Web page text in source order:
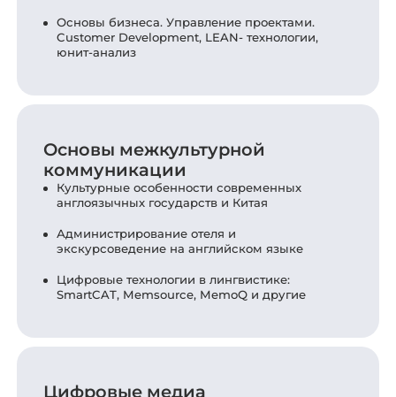
Основы бизнеса. Управление проектами.
Customer Development, LEAN- технологии,
юнит-анализ
Основы межкультурной
коммуникации
Культурные особенности современных
англоязычных государств и Китая
Администрирование отеля и
экскурсоведение на английском языке
Цифровые технологии в лингвистике:
SmartCAT, Memsource, MemoQ и другие
Цифровые медиа